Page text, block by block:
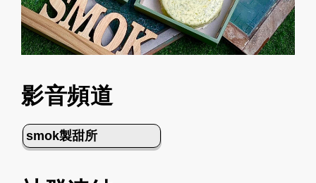
影音頻道
smok製甜所